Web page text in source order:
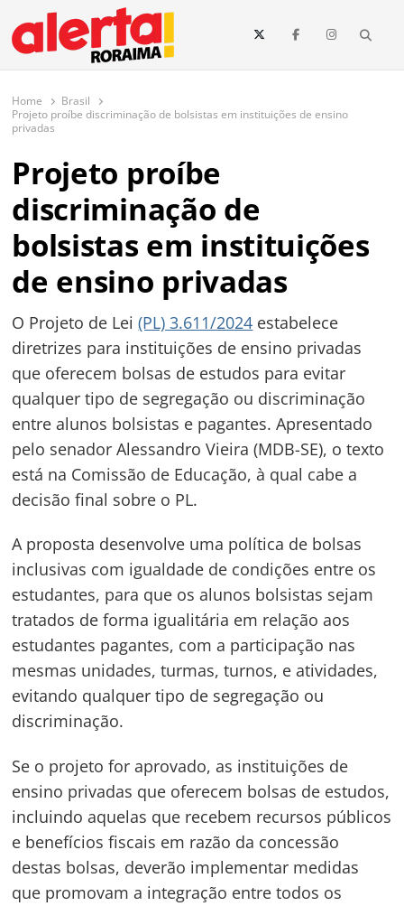
conteúdo
O maior portal de notícias de Roraima
O Alerta Roraima é seu portal de notícias completo sobre política,
e todo o estado de Roraima. Fique sempre informado com
atualizações em tempo real!
Home
Brasil
Projeto proíbe discriminação de bolsistas em instituições de ensino
privadas
Projeto proíbe
discriminação de
bolsistas em instituições
de ensino privadas
O Projeto de Lei(PL) 3.611/2024 estabelece
diretrizes para instituições de ensino privadas
que oferecem bolsas de estudos para evitar
qualquer tipo de segregação ou discriminação
entre alunos bolsistas e pagantes. Apresentado
pelo senador Alessandro Vieira (MDB-SE), o texto
está na Comissão de Educação, à qual cabe a
decisão final sobre o PL.
A proposta desenvolve uma política de bolsas
inclusivas com igualdade de condições entre os
estudantes, para que os alunos bolsistas sejam
tratados de forma igualitária em relação aos
estudantes pagantes, com a participação nas
mesmas unidades, turmas, turnos, e atividades,
evitando qualquer tipo de segregação ou
discriminação.
Se o projeto for aprovado, as instituições de
ensino privadas que oferecem bolsas de estudos,
incluindo aquelas que recebem recursos públicos
e benefícios fiscais em razão da concessão
destas bolsas, deverão implementar medidas
que promovam a integração entre todos os